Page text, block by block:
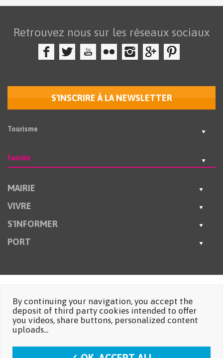
Retrouvez nous sur les réseaux sociaux
S'INSCRIRE À LA NEWSLETTER
Tourisme
Famille
MAIRIE
VIVRE
S'INFORMER
PORT
By continuing your navigation, you accept the
deposit of third party cookies intended to offer
you videos, share buttons, personalized content
uploads...